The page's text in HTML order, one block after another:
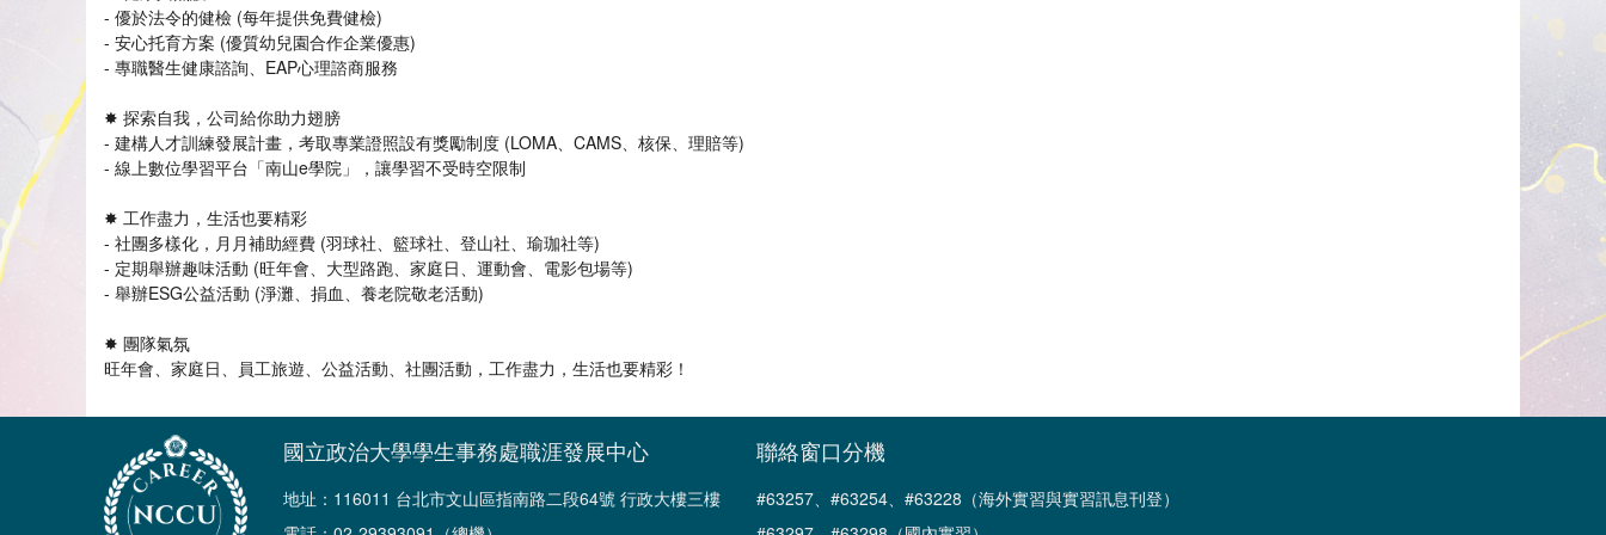
- 優於法令的健檢 (每年提供免費健檢)
- 安心托育方案 (優質幼兒園合作企業優惠)
- 專職醫生健康諮詢、EAP心理諮商服務
✸ 探索自我，公司給你助力翅膀
- 建構人才訓練發展計畫，考取專業證照設有獎勵制度 (LOMA、CAMS、核保、理賠等)
- 線上數位學習平台「南山e學院」，讓學習不受時空限制
✸ 工作盡力，生活也要精彩
- 社團多樣化，月月補助經費 (羽球社、籃球社、登山社、瑜珈社等)
- 定期舉辦趣味活動 (旺年會、大型路跑、家庭日、運動會、電影包場等)
- 舉辦ESG公益活動 (淨灘、捐血、養老院敬老活動)
✸ 團隊氣氛
旺年會、家庭日、員工旅遊、公益活動、社團活動，工作盡力，生活也要精彩！
國立政治大學學生事務處職涯發展中心
地址：116011 台北市文山區指南路二段64號 行政大樓三樓
聯絡窗口分機
#63257、#63254、#63228（海外實習與實習訊息刊登）